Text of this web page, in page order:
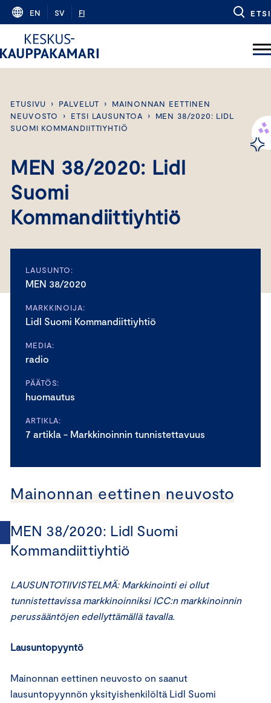
Skip
content
EN SV FI ETSI
ETUSIVU › PALVELUT ›
MAINONNAN EETTINEN
NEUVOSTO
› ETSI LAUSUNTOA ›
MEN 38/2020: LIDL
SUOMI KOMMANDIITTIYHTIÖ
MEN 38/2020: Lidl
Suomi
Kommandiittiyhtiö
LAUSUNTO:
MEN 38/2020
MARKKINOIJA:
Lidl Suomi Kommandiittiyhtiö
MEDIA:
radio
PÄÄTÖS:
huomautus
ARTIKLA:
7 artikla - Markkinoinnin tunnistettavuus
Mainonnan eettinen neuvosto
MEN 38/2020: Lidl Suomi
Kommandiittiyhtiö
LAUSUNTOTIIVISTELMÄ: Markkinointi ei ollut
tunnistettavissa markkinoinniksi ICC:n markkinoinnin
perussääntöjen edellyttämällä tavalla.
Lausuntopyyntö
Mainonnan eettinen neuvosto on saanut
lausuntopyynnön yksityishenkilöltä Lidl Suomi